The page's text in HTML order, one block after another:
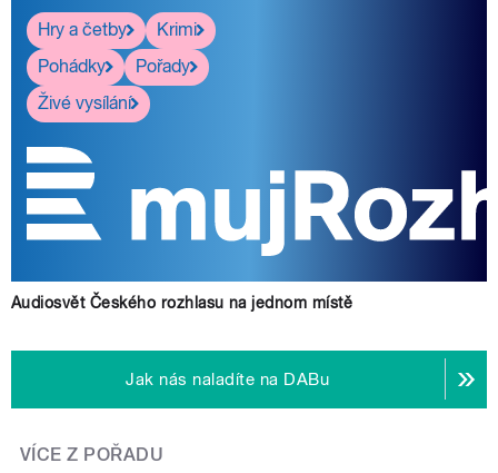
Hry a četby
Krimi
Pohádky
Pořady
Živé vysílání
Audiosvět Českého rozhlasu na jednom místě
Jak nás naladíte na DABu
VÍCE Z POŘADU